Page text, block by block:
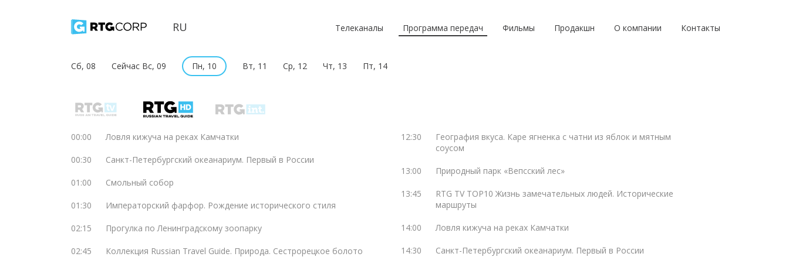
RU Телеканалы Программа передач Фильмы Продакшн О компании Контакты
Сб, 08 Сейчас Вс, 09 Пн, 10 Вт, 11 Ср, 12 Чт, 13 Пт, 14
00:00 Ловля кижуча на реках Камчатки
00:30 Санкт-Петербургский океанариум. Первый в России
01:00 Смольный собор
01:30 Императорский фарфор. Рождение исторического стиля
02:15 Прогулка по Ленинградскому зоопарку
02:45 Коллекция Russian Travel Guide. Природа. Сестрорецкое болото
12:30
География вкуса. Каре ягненка с чатни из яблок и мятным
соусом
13:00 Природный парк «Вепсский лес»
13:45
RTG TV TOP10 Жизнь замечательных людей. Исторические
маршруты
14:00 Ловля кижуча на реках Камчатки
14:30 Санкт-Петербургский океанариум. Первый в России